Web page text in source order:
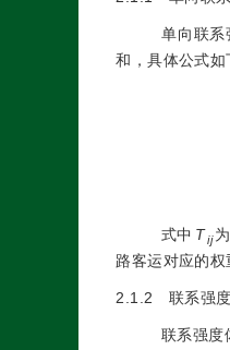
单向联系
和，具体公式如
式中 Tij
路客运对应的权
2.1.2 联系强度
联系强度